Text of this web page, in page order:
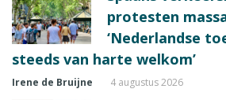
protesten
‘Nederlandse
steeds van harte welkom’
Irene de Bruijne 4 augustus 2026